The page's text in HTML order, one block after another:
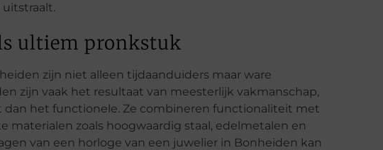
ultiem pronkstuk
zijn niet alleen tijdaanduiders maar ware
zijn vaak het resultaat van meesterlijk vakmanschap,
dan het functionele. Ze combineren functionaliteit met
materialen zoals hoogwaardig staal, edelmetalen en
van een horloge van een juwelier in Bonheiden kan